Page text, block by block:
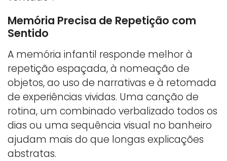
Memória Precisa de Repetição com
Sentido
A memória infantil responde melhor à
repetição espaçada, à nomeação de
objetos, ao uso de narrativas e à retomada
de experiências vividas. Uma canção de
rotina, um combinado verbalizado todos os
dias ou uma sequência visual no banheiro
ajudam mais do que longas explicações
abstratas.